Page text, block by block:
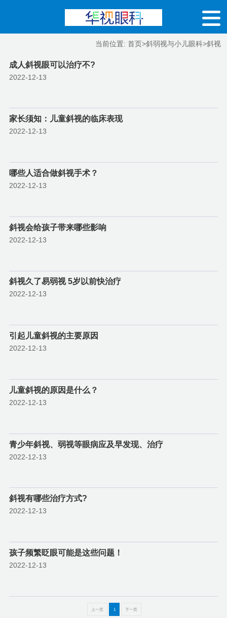
当前位置:首页>斜弱视与小儿眼科>斜视
成人斜视眼可以治疗不?
2022-12-13
家长须知：儿童斜视的临床表现
2022-12-13
哪些人适合做斜视手术？
2022-12-13
斜视会给孩子带来哪些影响
2022-12-13
斜视久了易弱视 5岁以前快治疗
2022-12-13
引起儿童斜视的主要原因
2022-12-13
儿童斜视的原因是什么？
2022-12-13
青少年斜视、弱视等眼病应及早发现、治疗
2022-12-13
斜视有哪些治疗方式?
2022-12-13
孩子频繁眨眼可能是这些问题！
2022-12-13
上一页 1 下一页